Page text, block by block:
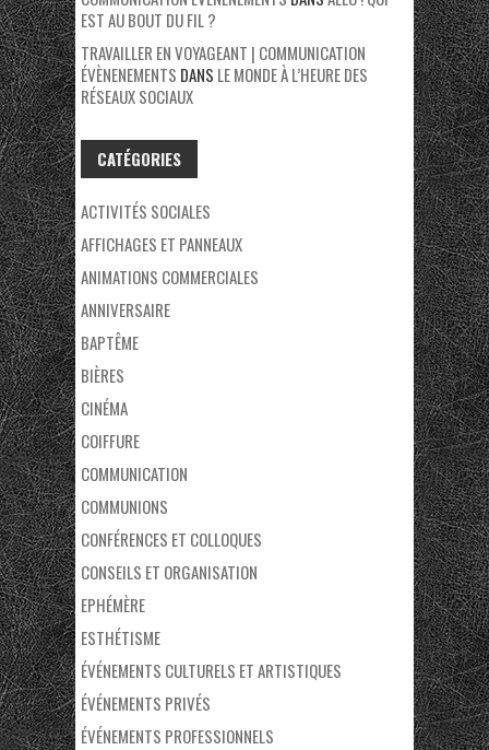
EST AU BOUT DU FIL ?
TRAVAILLER EN VOYAGEANT | COMMUNICATION
ÉVÈNENEMENTS DANS LE MONDE À L’HEURE DES
RÉSEAUX SOCIAUX
CATÉGORIES
ACTIVITÉS SOCIALES
AFFICHAGES ET PANNEAUX
ANIMATIONS COMMERCIALES
ANNIVERSAIRE
BAPTÊME
BIÈRES
CINÉMA
COIFFURE
COMMUNICATION
COMMUNIONS
CONFÉRENCES ET COLLOQUES
CONSEILS ET ORGANISATION
EPHÉMÈRE
ESTHÉTISME
ÉVÉNEMENTS CULTURELS ET ARTISTIQUES
ÉVÉNEMENTS PRIVÉS
ÉVÉNEMENTS PROFESSIONNELS